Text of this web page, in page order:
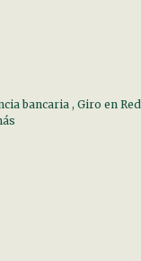
bancaria, Giro en